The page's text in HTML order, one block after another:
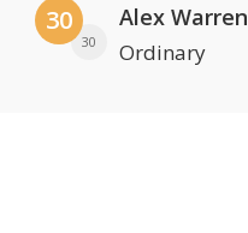
30
30
Alex Warren
Ordinary